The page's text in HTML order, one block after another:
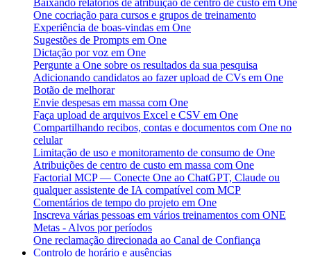
One cocriação para cursos e grupos de treinamento
Experiência de boas-vindas em One
Sugestões de Prompts em One
Dictação por voz em One
Pergunte a One sobre os resultados da sua pesquisa
Adicionando candidatos ao fazer upload de CVs em One
Botão de melhorar
Envie despesas em massa com One
Faça upload de arquivos Excel e CSV em One
Compartilhando recibos, contas e documentos com One no
celular
Limitação de uso e monitoramento de consumo de One
Atribuições de centro de custo em massa com One
Factorial MCP — Conecte One ao ChatGPT, Claude ou
qualquer assistente de IA compatível com MCP
Comentários de tempo do projeto em One
Inscreva várias pessoas em vários treinamentos com ONE
Metas - Alvos por períodos
One reclamação direcionada ao Canal de Confiança
Controlo de horário e ausências